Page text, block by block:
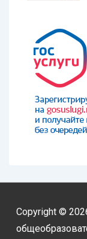
Copyright ©